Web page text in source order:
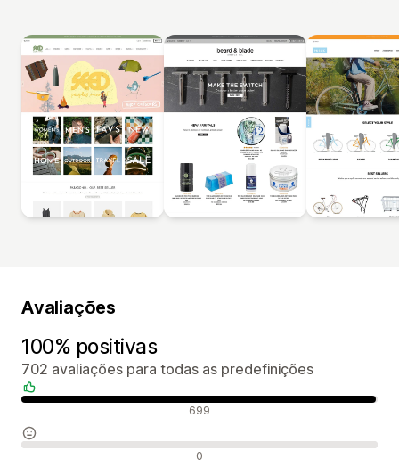
Avaliações
100% positivas
702 avaliações para todas as predefinições
Avaliações positivas 699
Avaliações neutras 0